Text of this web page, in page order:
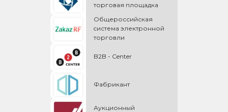
торговая площадка
Общероссийская
cистема электронной
торговли
B2B - Center
Фабрикант
Аукционный